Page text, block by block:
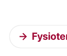
Aktuella